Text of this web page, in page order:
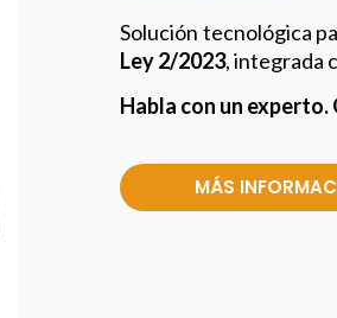
Solución tecnológica
Ley 2/2023, integrada
Habla con un
MÁS